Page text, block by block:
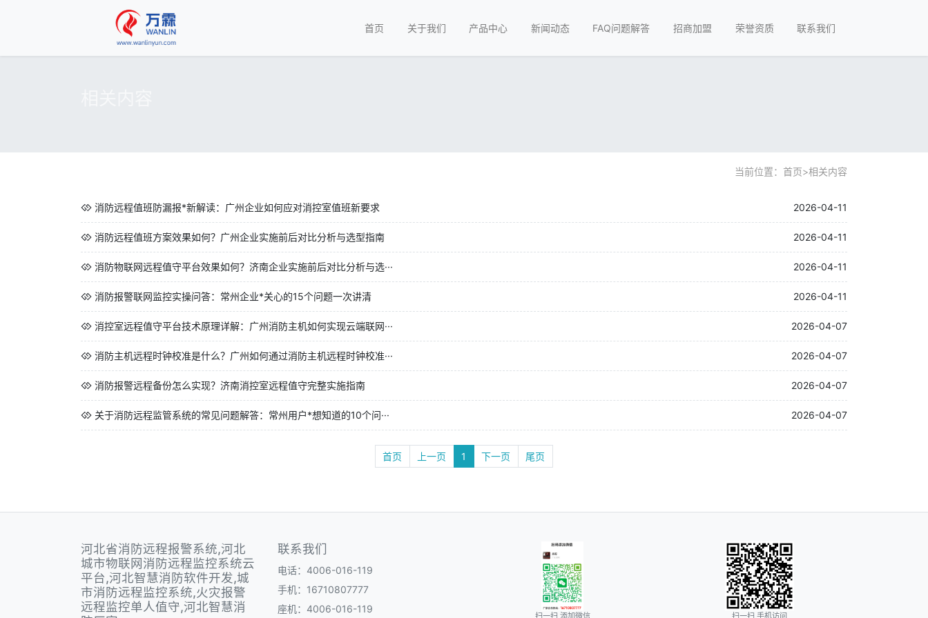
首页 关于我们 产品中心 新闻动态 FAQ问题解答 招商加盟 荣誉资质 联系我们
当前位置： 首页>相关内容
消防远程值班防漏报*新解读：广州企业如何应对消控室值班新要求 2026-04-11
消防远程值班方案效果如何？广州企业实施前后对比分析与选型指南 2026-04-11
消防物联网远程值守平台效果如何？济南企业实施前后对比分析与选··· 2026-04-11
消防报警联网监控实操问答：常州企业*关心的15个问题一次讲清 2026-04-11
消控室远程值守平台技术原理详解：广州消防主机如何实现云端联网··· 2026-04-07
消防主机远程时钟校准是什么？广州如何通过消防主机远程时钟校准··· 2026-04-07
消防报警远程备份怎么实现？济南消控室远程值守完整实施指南 2026-04-07
关于消防远程监管系统的常见问题解答：常州用户*想知道的10个问··· 2026-04-07
首页 上一页 1 下一页 尾页
河北省消防远程报警系统,河北
城市物联网消防远程监控系统云
平台,河北智慧消防软件开发,城
市消防远程监控系统,火灾报警
远程监控单人值守,河北智慧消
联系我们
电话：4006-016-119
手机：16710807777
座机：4006-016-119
扫一扫 添加微信 扫一扫 手机访问